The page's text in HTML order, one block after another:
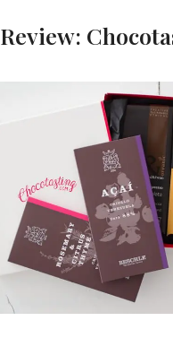
Review: